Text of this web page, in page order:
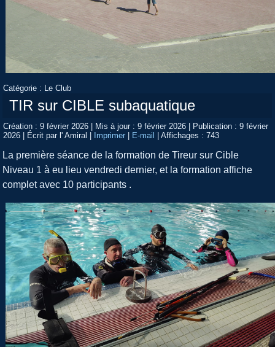
Catégorie : Le Club
TIR sur CIBLE subaquatique
Création : 9 février 2026 Mis à jour : 9 février 2026
Publication : 9 février
2026
Écrit par l' Amiral Imprimer E-mail |Affichages : 743
La première séance de la formation de Tireur sur Cible
Niveau 1 à eu lieu vendredi dernier, et la formation affiche
complet avec 10 participants .